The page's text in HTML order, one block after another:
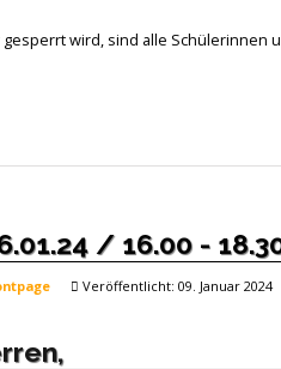
gesperrt wird, sind alle
/ 16.00 -
Veröffentlicht: 09. Januar 2024